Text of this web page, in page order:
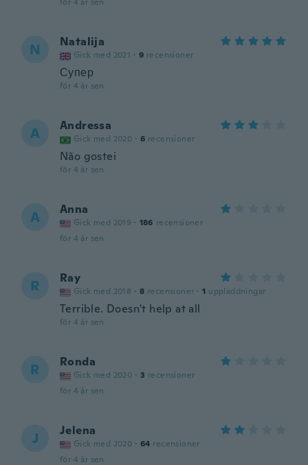
N Natalija
Gick med 2021 · 9 recensioner
Супер
för 4 år sen
A Andressa
Gick med 2020 · 6 recensioner
Não gostei
för 4 år sen
A Anna
Gick med 2019 · 186 recensioner
för 4 år sen
R Ray
Gick med 2018 · 8 recensioner · 1 uppladdningar
Terrible. Doesn't help at all
för 4 år sen
R Ronda
Gick med 2020 · 3 recensioner
för 4 år sen
J Jelena
Gick med 2020 · 64 recensioner
för 4 år sen